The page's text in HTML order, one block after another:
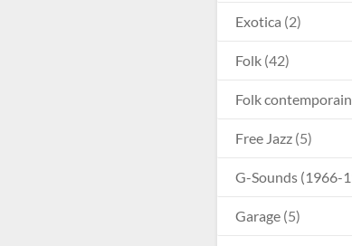
Exotica (2)
Folk (42)
Folk contemporain
Free Jazz (5)
G-Sounds (1966-
Garage (5)